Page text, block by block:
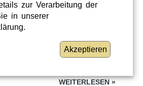
Steiermark
WEITERLESEN»
zur Verarbeitung der
in unserer
Akzeptieren